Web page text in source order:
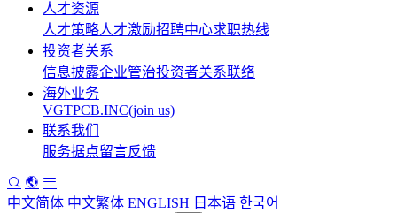
人才资源
人才策略人才激励招聘中心求职热线
投资者关系
信息披露企业管治投资者关系联络
海外业务
VGTPCB.INC(join us)
联系我们
服务据点留言反馈
中文简体 中文繁体 ENGLISH 日本语 한국어